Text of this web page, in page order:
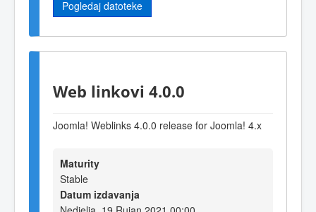
Pogledaj datoteke
Web linkovi 4.0.0
Joomla! Weblinks 4.0.0 release for Joomla! 4.x
Maturity
Stable
Datum izdavanja